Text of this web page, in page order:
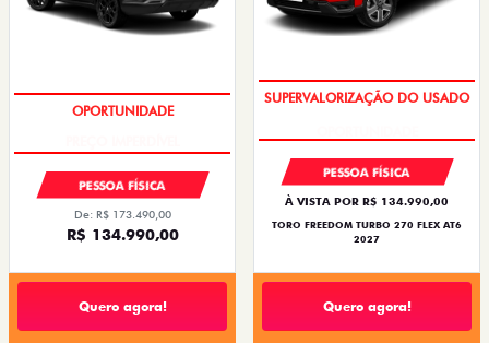
PREÇO IMPERDÍVEL
PESSOA FÍSICA
De: R$ 173.490,00
R$ 134.990,00
Quero agora!
OPORTUNIDADE
PESSOA FÍSICA
À VISTA POR R$ 134.990,00
TORO FREEDOM TURBO 270 FLEX AT6
2027
Quero agora!